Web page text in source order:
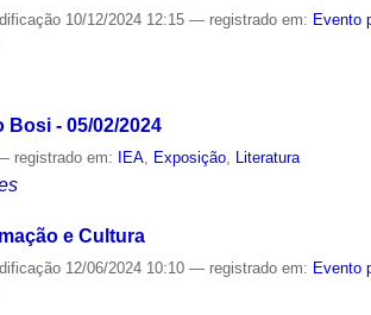
10/12/2024 12:15— registrado em: Evento
- 05/02/2024
registrado em: IEA, Exposição, Literatura
e Cultura
12/06/2024 10:10— registrado em: Evento